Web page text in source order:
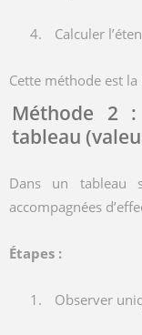
Calculer
Cette méthode est
Méthode 2
tableau
Dans un tableau
accompagnées
Étapes :
Observer